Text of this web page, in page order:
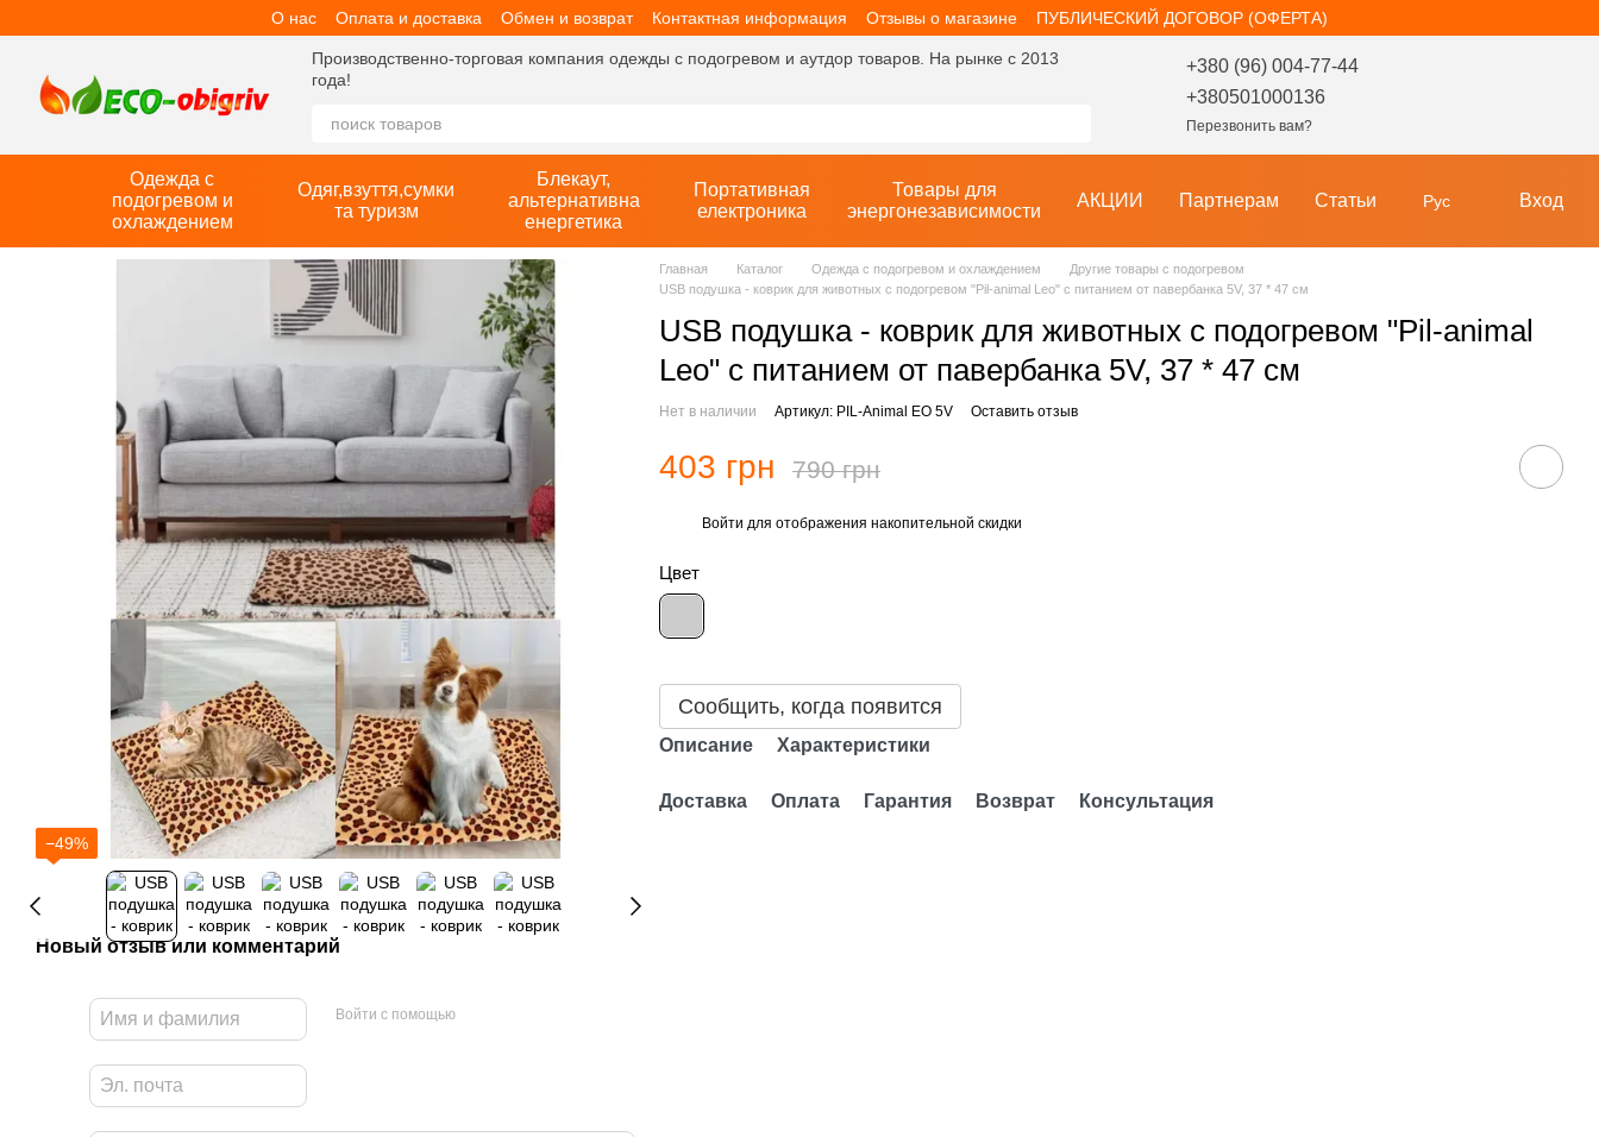
О нас Оплата и доставка Обмен и возврат Контактная информация Отзывы о магазине ПУБЛИЧЕСКИЙ ДОГОВОР (ОФЕРТА)
Производственно-торговая компания одежды с подогревом и аутдор товаров. На рынке с 2013
года!
+380 (96) 004-77-44
+380501000136
Перезвонить вам?
Одежда с
подогревом и
охлаждением
Одяг,взуття,сумки
та туризм
Блекаут,
альтернативна
енергетика
Портативная
електроника
Товары для
энергонезависимости
АКЦИИ Партнерам Статьи Рус Вход
−49%
Новый отзыв или комментарий
Войти с помощью
Главная Каталог Одежда с подогревом и охлаждением
Другие товары с подогревом
USB подушка - коврик для животных с подогревом "Pil-animal Leo" с питанием от павербанка 5V, 37 * 47 см
USB подушка - коврик для животных с подогревом "Pil-animal
Leo" с питанием от павербанка 5V, 37 * 47 см
Нет в наличии Артикул: PIL-Animal EO 5V Оставить отзыв
403 грн 790 грн
Войти для отображения накопительной скидки
Цвет
Сообщить, когда появится
Описание Характеристики
Доставка Оплата Гарантия Возврат Консультация